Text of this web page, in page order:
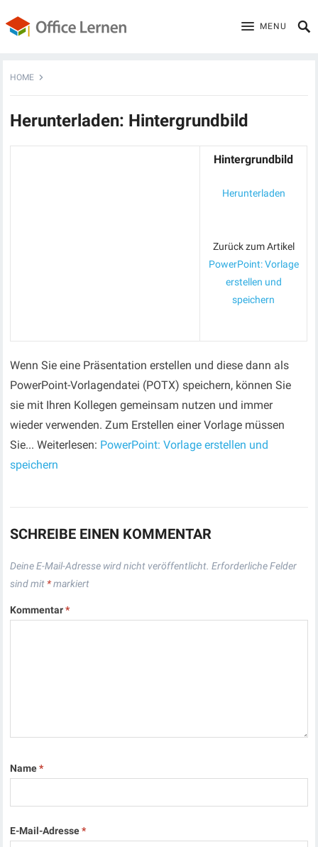
MENU
HOME
Herunterladen: Hintergrundbild
Hintergrundbild
Herunterladen
Zurück zum Artikel
PowerPoint: Vorlage
erstellen und
speichern
Wenn Sie eine Präsentation erstellen und diese dann als
PowerPoint-Vorlagendatei (POTX) speichern, können Sie
sie mit Ihren Kollegen gemeinsam nutzen und immer
wieder verwenden. Zum Erstellen einer Vorlage müssen
Sie... Weiterlesen: PowerPoint: Vorlage erstellen und
speichern
SCHREIBE EINEN KOMMENTAR
Deine E-Mail-Adresse wird nicht veröffentlicht. Erforderliche Felder
sind mit *markiert
Kommentar*
Name*
E-Mail-Adresse*